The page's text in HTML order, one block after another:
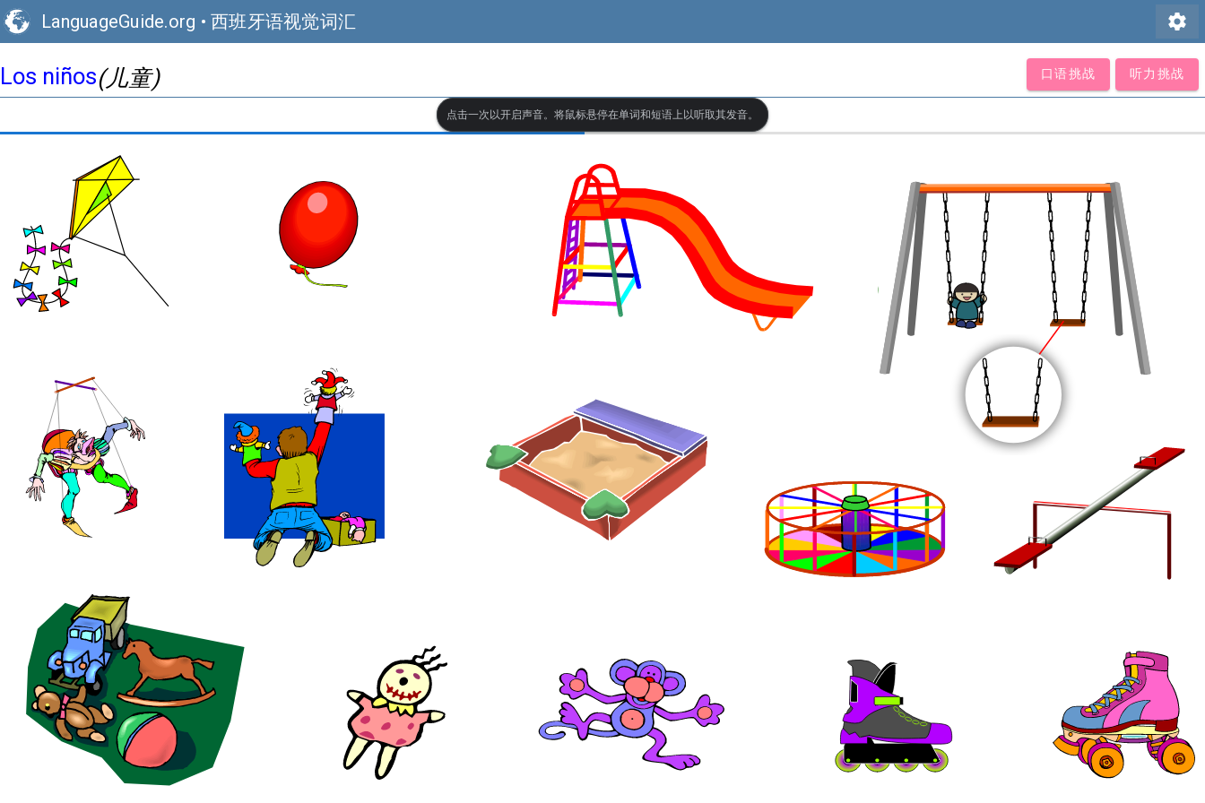
LanguageGuide.org • 西班牙语视觉词汇 settings
Los niños(儿童) 口语挑战 听力挑战
点击一次以开启声音。将鼠标悬停在单词和短语上以听取其发音。